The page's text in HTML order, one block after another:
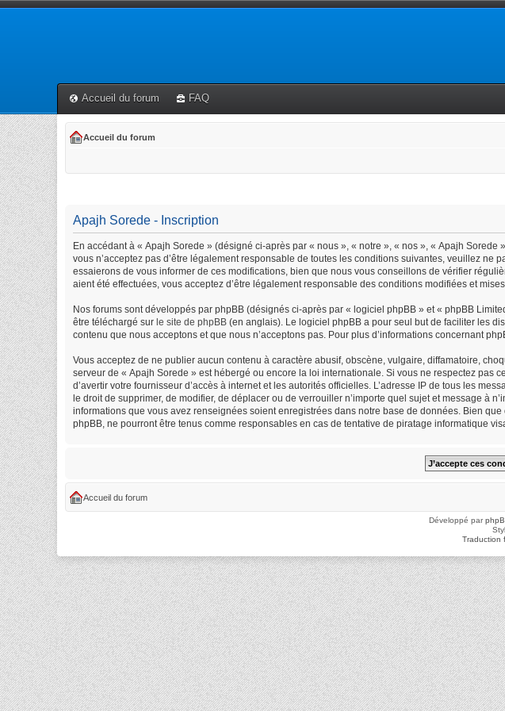
Accueil du forum FAQ
Accueil du forum
Apajh Sorede - Inscription
En accédant à « Apajh Sorede » (désigné ci-après par « nous », « notre », « nos », « Apajh
vous n’acceptez pas d’être légalement responsable de toutes les conditions suivantes, veuillez
essaierons de vous informer de ces modifications, bien que nous vous conseillons de vérifier
aient été effectuées, vous acceptez d’être légalement responsable des conditions modifiées et mises
Nos forums sont développés par phpBB (désignés ci-après par « logiciel phpBB » et « phpBB
être téléchargé sur le site de phpBB (en anglais). Le logiciel phpBB a pour seul but de faciliter les
contenu que nous acceptons et que nous n’acceptons pas. Pour plus d’informations concernant
Vous acceptez de ne publier aucun contenu à caractère abusif, obscène, vulgaire, diffamatoire,
serveur de « Apajh Sorede » est hébergé ou encore la loi internationale. Si vous ne respectez pas
d’avertir votre fournisseur d’accès à internet et les autorités officielles. L’adresse IP de tous les
le droit de supprimer, de modifier, de déplacer ou de verrouiller n’importe quel sujet et message à
informations que vous avez renseignées soient enregistrées dans notre base de données. Bien
phpBB, ne pourront être tenus comme responsables en cas de tentative de piratage informatique
Accueil du forum
Développé par
Traduction